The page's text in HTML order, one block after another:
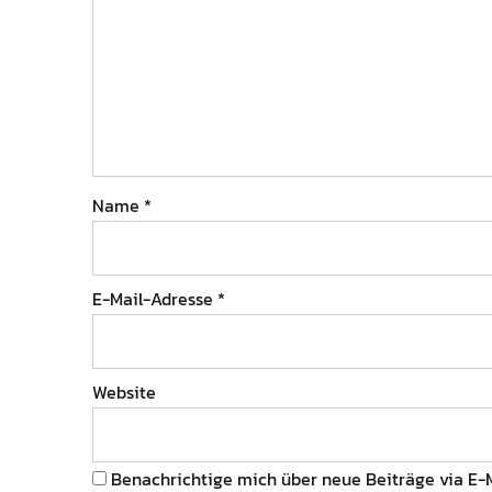
Name *
E-Mail-Adresse *
Website
Benachrichtige mich über neue Beiträge via E-